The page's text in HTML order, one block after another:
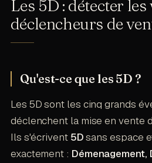
Les 5D : détecter
déclencheurs de
Qu'est-ce que les 5D ?
Les 5D sont les cinq grands
déclenchent la mise en vente
Ils s'écrivent 5Dsans espace
exactement : Démenagement,